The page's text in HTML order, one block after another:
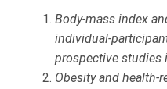
Body-mass index
individual-
prospective studies
Obesity and